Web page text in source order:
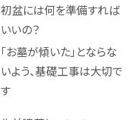
初盆には何を準備すれば
いいの？
「お墓が傾いた」とならな
いよう、基礎工事は大切で
す